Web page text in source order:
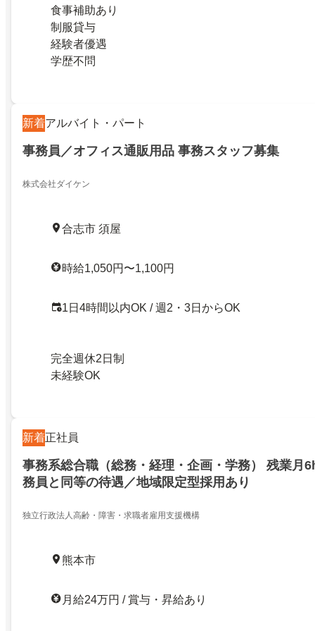
食事補助あり
制服貸与
経験者優遇
学歴不問
新着アルバイト・パート
事務員／オフィス通販用品 事務スタッフ募集
株式会社ダイケン
合志市 須屋
時給1,050円〜1,100円
1日4時間以内OK / 週2・3日からOK
完全週休2日制
未経験OK
新着正社員
事務系総合職（総務・経理・企画・学務） 残業月
務員と同等の待遇／地域限定型採用あり
独立行政法人高齢・障害・求職者雇用支援機構
熊本市
月給24万円 / 賞与・昇給あり